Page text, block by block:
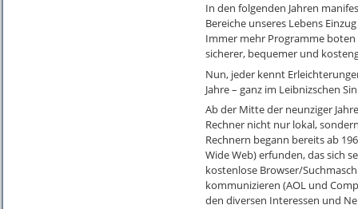
In den folgenden Jahren
Bereiche unseres Lebens
Immer mehr Programme boten
sicherer, bequemer und
Nun, jeder kennt
Jahre – ganz im Leibnizschen
Ab der Mitte der neunziger
Rechner nicht nur lokal,
Rechnern begann bereits ab
Wide Web) erfunden, das sich
kostenlose Browser/
kommunizieren (AOL und
den diversen Interessen und